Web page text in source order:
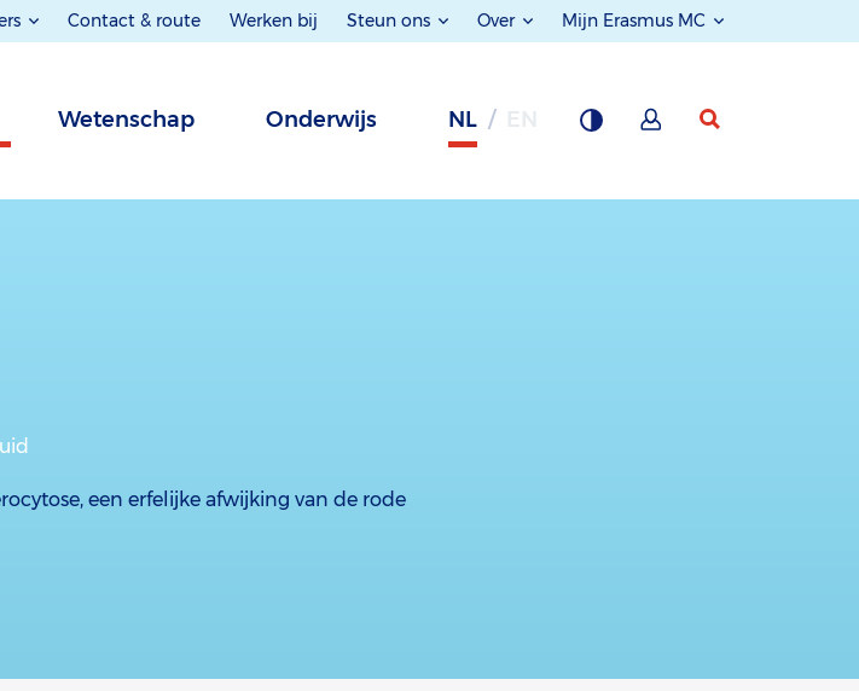
Contact & route Werken bij Steun ons Over Mijn Erasmus MC
Wetenschap Onderwijs NL
een erfelijke afwijking van de rode